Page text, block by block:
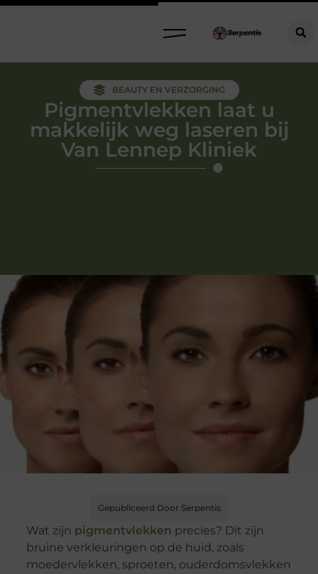
BEAUTY EN VERZORGING
Pigmentvlekken laat u
makkelijk weg laseren bij
Van Lennep Kliniek
Gepubliceerd Door Serpentis
Wat zijn pigmentvlekken precies? Dit zijn
bruine verkleuringen op de huid, zoals
moedervlekken, sproeten, ouderdomsvlekken